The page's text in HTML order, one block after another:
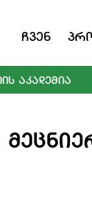
Ჩვენ
ᲐᲙᲐᲓᲔᲛᲘᲐ